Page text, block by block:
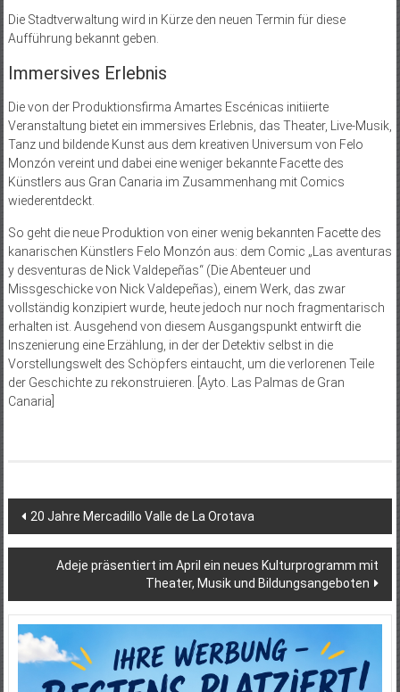
Die Stadtverwaltung wird in Kürze den neuen Termin für diese
Aufführung bekannt geben.
Immersives Erlebnis
Die von der Produktionsfirma Amartes Escénicas initiierte
Veranstaltung bietet ein immersives Erlebnis, das Theater, Live-Musik,
Tanz und bildende Kunst aus dem kreativen Universum von Felo
Monzón vereint und dabei eine weniger bekannte Facette des
Künstlers aus Gran Canaria im Zusammenhang mit Comics
wiederentdeckt.
So geht die neue Produktion von einer wenig bekannten Facette des
kanarischen Künstlers Felo Monzón aus: dem Comic „Las aventuras
y desventuras de Nick Valdepeñas“ (Die Abenteuer und
Missgeschicke von Nick Valdepeñas), einem Werk, das zwar
vollständig konzipiert wurde, heute jedoch nur noch fragmentarisch
erhalten ist. Ausgehend von diesem Ausgangspunkt entwirft die
Inszenierung eine Erzählung, in der der Detektiv selbst in die
Vorstellungswelt des Schöpfers eintaucht, um die verlorenen Teile
der Geschichte zu rekonstruieren. [Ayto. Las Palmas de Gran
Canaria]
Beitragsnavigation
20 Jahre Mercadillo Valle de La Orotava
Adeje präsentiert im April ein neues Kulturprogramm mit
Theater, Musik und Bildungsangeboten